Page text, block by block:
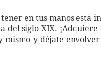
en tus manos esta
del siglo XIX. ¡Adquiere
mismo y déjate